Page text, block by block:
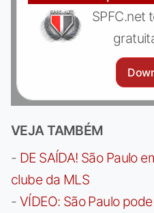
SPFC.net
VEJA TAMBÉM
- DE SAÍDA! São Paulo
clube da MLS
- VÍDEO: São Paulo